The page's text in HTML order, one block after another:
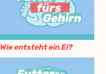
Wie entsteht ein Ei?